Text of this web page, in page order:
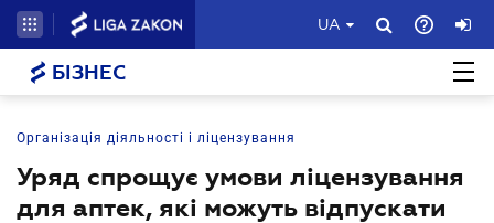
UA
БІЗНЕС
Організація діяльності і ліцензування
Уряд спрощує умови ліцензування
для аптек, які можуть відпускати